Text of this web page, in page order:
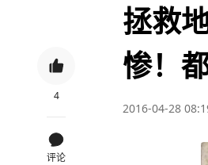
4
评论
拯救
惨！
2016-04-28